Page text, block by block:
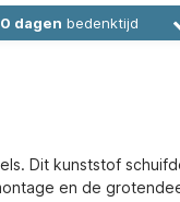
dagen bedenktijd
Dit kunststof
en de